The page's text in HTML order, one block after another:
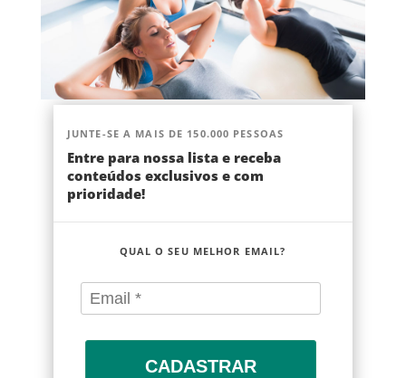
JUNTE-SE A MAIS DE 150.000 PESSOAS
Entre para nossa lista e receba
conteúdos exclusivos e com
prioridade!
QUAL O SEU MELHOR EMAIL?
CADASTRAR